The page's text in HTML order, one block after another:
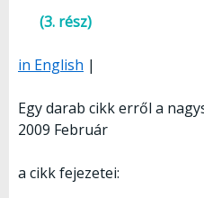
(3. rész)
in English |
Egy darab cikk erről a
2009 Február
a cikk fejezetei: